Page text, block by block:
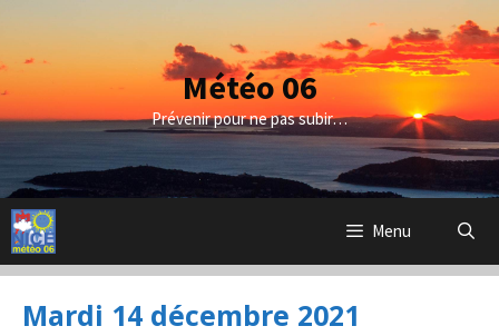
contenu
Météo 06
Prévenir pour ne pas subir…
Menu
Mardi 14 décembre 2021